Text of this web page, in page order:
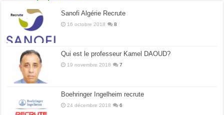
Sanofi Algérie Recrute
16 octobre 2018 8
Qui est le professeur Kamel DAOUD?
19 novembre 2018 7
Boehringer Ingelheim recrute
24 décembre 2018 6